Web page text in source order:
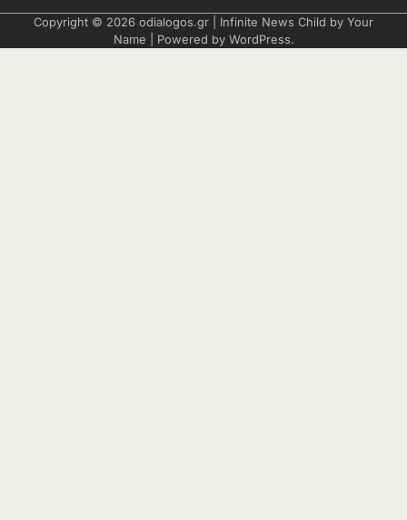
Copyright © 2026 odialogos.gr | Infinite News Child by Your
Name | Powered by WordPress.